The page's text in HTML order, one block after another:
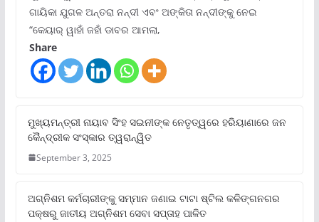
ଗାୟିକା ଯୁଗଳ ଅନ୍ତରା ନନ୍ଦୀ ଏବଂ ଅଙ୍କିତା ନନ୍ଦୀଙ୍କୁ ନେଇ
“କେୟାର୍ ୱାହାଁ ଜହାଁ ଡାବର ଆମଲା,
Share
ମୁଖ୍ୟମନ୍ତ୍ରୀ ନାୟାବ ସିଂହ ସଇନୀଙ୍କ ନେତୃତ୍ୱରେ ହରିୟାଣାରେ ଜନ
କୈନ୍ଦ୍ରୀକ ସଂସ୍କାର ତ୍ୱରାନ୍ୱିତ
September 3, 2025
ଅଗ୍ନିଶମ କର୍ମଚାରୀଙ୍କୁ ସମ୍ମାନ ଜଣାଇ ଟାଟା ଷ୍ଟିଲ କଳିଙ୍ଗନଗର
ପକ୍ଷରୁ ଜାତୀୟ ଅଗ୍ନିଶମ ସେବା ସପ୍ତାହ ପାଳିତ